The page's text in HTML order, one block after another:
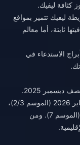
ليفيك تتميز بمواقع
ثابتة، أما معالم
الاستدعاء في
أكدت الاختبارات التجريبية (Beta) الموعد في منتصف ديسمبر 2025.
وتظهر الجداول الزمنية للإصدار الكامل تضارباً: يناير 2026 (الموسم 2/3)،
أو 6 فبراير 2026 (الموسم 5)، أو مارس 2026 (الموسم 7). ومن